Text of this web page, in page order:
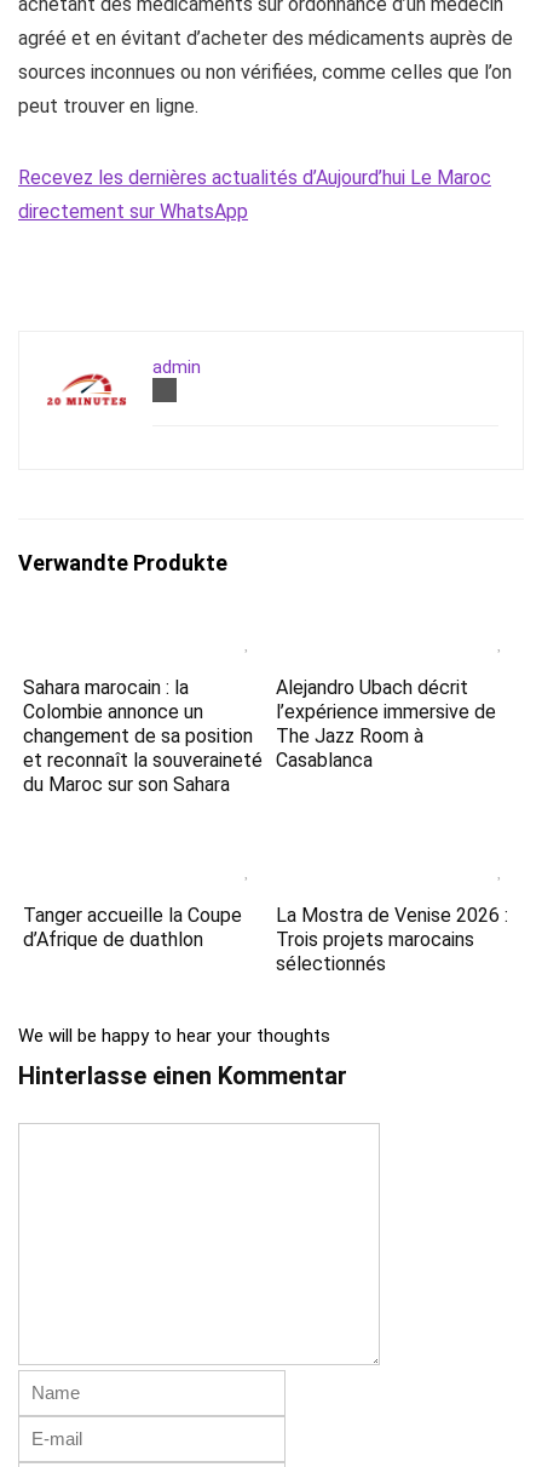
agréé et en évitant d’acheter des médicaments auprès de
sources inconnues ou non vérifiées, comme celles que l’on
peut trouver en ligne.
Recevez les dernières actualités d’Aujourd’hui Le Maroc
directement sur WhatsApp
admin
Verwandte Produkte
Sahara marocain : la
Colombie annonce un
changement de sa position
et reconnaît la souveraineté
du Maroc sur son Sahara
Alejandro Ubach décrit
l’expérience immersive de
The Jazz Room à
Casablanca
Tanger accueille la Coupe
d’Afrique de duathlon
La Mostra de Venise 2026 :
Trois projets marocains
sélectionnés
We will be happy to hear your thoughts
Hinterlasse einen Kommentar